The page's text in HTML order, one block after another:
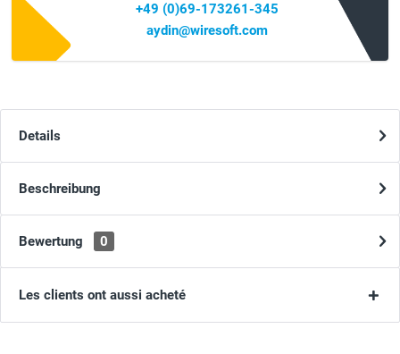
+49 (0)69-173261-345
aydin@wiresoft.com
Details
Beschreibung
Bewertung 0
Les clients ont aussi acheté